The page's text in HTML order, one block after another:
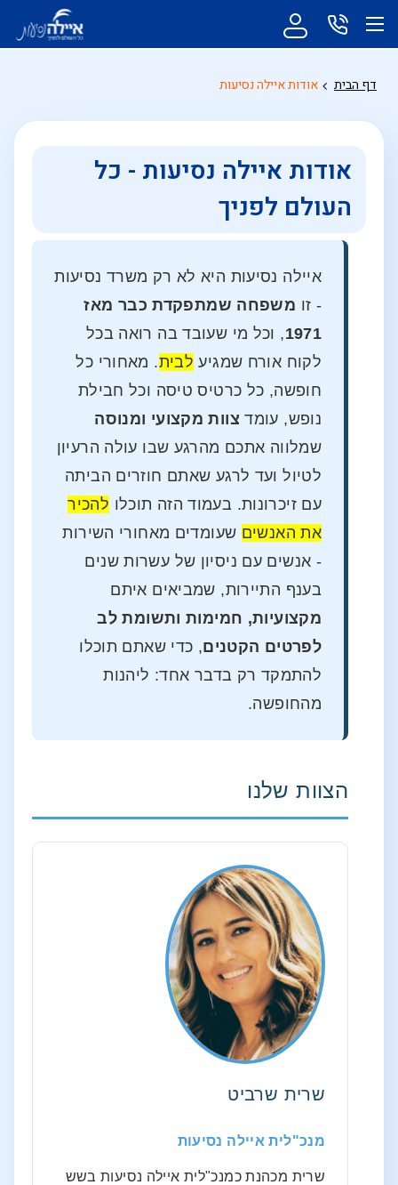
דף הבית אודות איילה נסיעות
אודות איילה נסיעות - כל
העולם לפניך
איילה נסיעות היא לא רק משרד נסיעות
- זו משפחה שמתפקדת כבר מאז
1971, וכל מי שעובד בה רואה בכל
לקוח אורח שמגיע לבית. מאחורי כל
חופשה, כל כרטיס טיסה וכל חבילת
נופש, עומד צוות מקצועי ומנוסה
שמלווה אתכם מהרגע שבו עולה הרעיון
לטיול ועד לרגע שאתם חוזרים הביתה
עם זיכרונות. בעמוד הזה תוכלו להכיר
את האנשים שעומדים מאחורי השירות
- אנשים עם ניסיון של עשרות שנים
בענף התיירות, שמביאים איתם
מקצועיות, חמימות ותשומת לב
לפרטים הקטנים, כדי שאתם תוכלו
להתמקד רק בדבר אחד: ליהנות
מהחופשה.
הצוות שלנו
שרית שרביט
מנכ"לית איילה נסיעות
שרית מכהנת כמנכ"לית איילה נסיעות בשש